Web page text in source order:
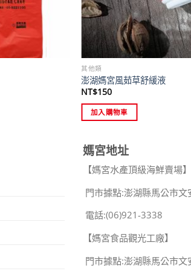
其他類
澎湖媽宮風茹草舒緩液
NT$150
加入購物車
媽宮地址
【媽宮水產頂級海鮮賣場】
門市據點:澎湖縣馬公市
電話:(06)921-3338
【媽宮食品觀光工廠】
門市據點:澎湖縣馬公市文